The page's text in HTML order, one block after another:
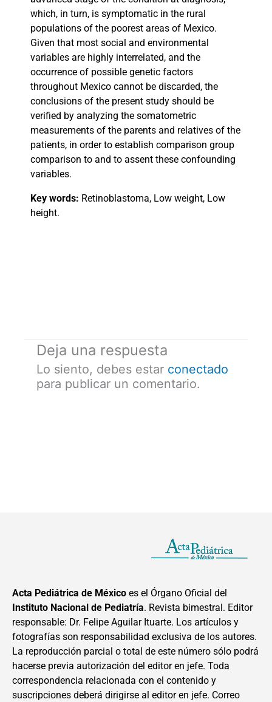
which, in turn, is symptomatic in the rural
populations of the poorest areas of Mexico.
Given that most social and environmental
variables are highly interrelated, and the
occurrence of possible genetic factors
throughout Mexico cannot be discarded, the
conclusions of the present study should be
verified by analyzing the somatometric
measurements of the parents and relatives of the
patients, in order to establish comparison group
comparison to and to assent these confounding
variables.
Key words: Retinoblastoma, Low weight, Low
height.
Deja una respuesta
Lo siento, debes estar conectado
para publicar un comentario.
Acta Pediátrica de México es el Órgano Oficial del
Instituto Nacional de Pediatría. Revista bimestral. Editor
responsable: Dr. Felipe Aguilar Ituarte. Los artículos y
fotografías son responsabilidad exclusiva de los autores.
La reproducción parcial o total de este número sólo podrá
hacerse previa autorización del editor en jefe. Toda
correspondencia relacionada con el contenido y
suscripciones deberá dirigirse al editor en jefe. Correo